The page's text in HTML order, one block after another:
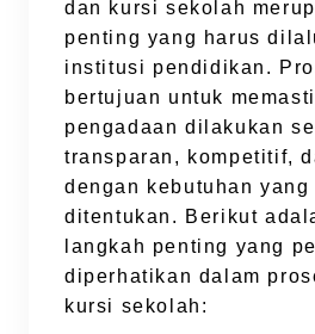
dan kursi sekolah
penting yang harus
institusi pendidikan.
bertujuan untuk
pengadaan dilakukan
transparan, kompetitif,
dengan kebutuhan yang
ditentukan. Berikut
langkah penting yang
diperhatikan dalam
kursi sekolah: